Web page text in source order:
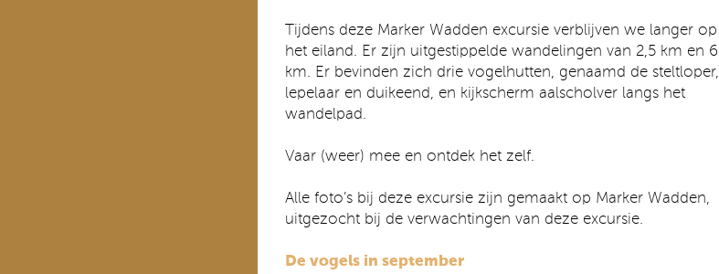
Tijdens deze Marker Wadden excursie verblijven we langer op
het eiland. Er zijn uitgestippelde wandelingen van 2,5 km en 6
km. Er bevinden zich drie vogelhutten, genaamd de steltloper,
lepelaar en duikeend, en kijkscherm aalscholver langs het
wandelpad.
Vaar (weer) mee en ontdek het zelf.
Alle foto’s bij deze excursie zijn gemaakt op Marker Wadden,
uitgezocht bij de verwachtingen van deze excursie.
De vogels in september